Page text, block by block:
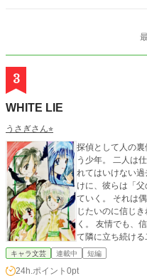
3
WHITE LIE
うさぎさん⭐︎
探偵として人の
う少年。 二人は
れてはいけない過去と感
けに、彼らは「
ていく。 それは偶
じたいのに信じ
く。 友情でも、信頼でもない。 それでも確かに“バディ”とし
て隣に立ち続け
境界へと変わっていく――。 これは、
キャラ文芸 連載中 短編
24h.ポイント 0pt